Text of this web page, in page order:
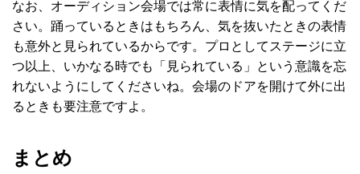
なお、オーディション会場では常に表情に気を配ってくだ
さい。踊っているときはもちろん、気を抜いたときの表情
も意外と見られているからです。プロとしてステージに立
つ以上、いかなる時でも「見られている」という意識を忘
れないようにしてくださいね。会場のドアを開けて外に出
るときも要注意ですよ。
まとめ